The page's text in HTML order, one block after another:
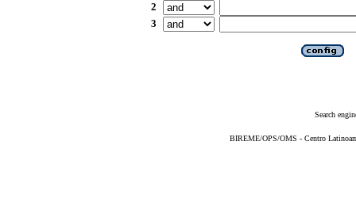
2
3
Search
BIREME/OPS/OMS - Centro